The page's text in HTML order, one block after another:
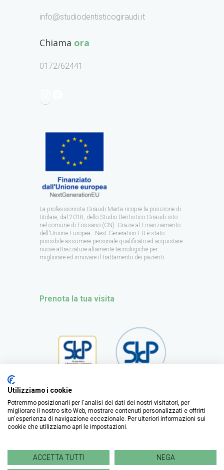
info@studiodentisticogiraudi.it
Chiama ora
0172/62441
La professionista Giraudi Marta ricopre la posizione di
titolare, dal 2018, dello Studio Dentistico Giraudi sito
nel comune di Fossano (CN). Grazie al Finanziamento
dell'Unione Europea - Next Generation EU è stato
possibile assumere personale qualificato ed acquistare
nuove attrezzature altamente tecnologiche per
migliorare ed innovare il trattamento dei pazienti.
Prenota la tua visita
Copyright by Studio Dentistico Giraudi -
Utilizziamo i cookie
Potremmo posizionarli per l'analisi dei dati dei nostri visitatori, per
migliorare il nostro sito Web, mostrare contenuti personalizzati e offrirti
un'esperienza di navigazione eccezionale. Per ulteriori informazioni sui
cookie che utilizziamo apri le impostazioni.
ACCETTA TUTTI NEGA